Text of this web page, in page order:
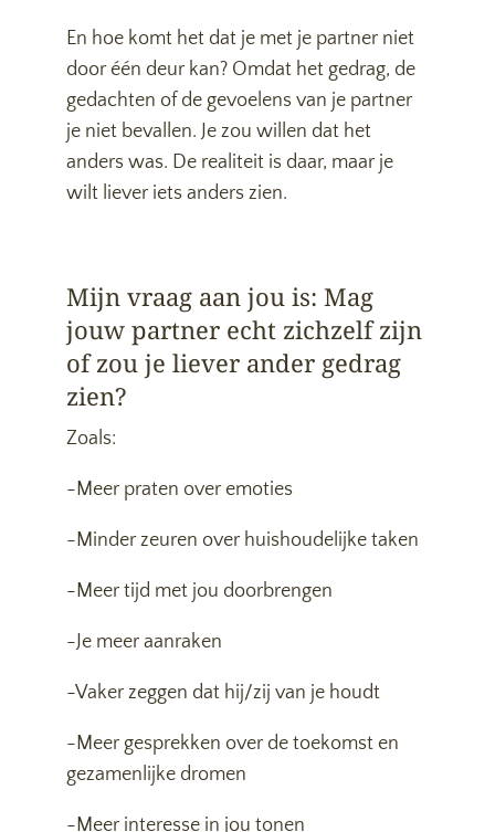
En hoe komt het dat je met je partner niet
door één deur kan? Omdat het gedrag, de
gedachten of de gevoelens van je partner
je niet bevallen. Je zou willen dat het
anders was. De realiteit is daar, maar je
wilt liever iets anders zien.
Mijn vraag aan jou is: Mag
jouw partner echt zichzelf zijn
of zou je liever ander gedrag
zien?
Zoals:
-Meer praten over emoties
-Minder zeuren over huishoudelijke taken
-Meer tijd met jou doorbrengen
-Je meer aanraken
-Vaker zeggen dat hij/zij van je houdt
-Meer gesprekken over de toekomst en
gezamenlijke dromen
-Meer interesse in jou tonen